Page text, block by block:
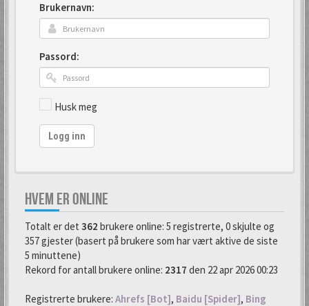
Brukernavn:
Passord:
Husk meg
Logg inn
HVEM ER ONLINE
Totalt er det 362 brukere online: 5 registrerte, 0 skjulte og
357 gjester (basert på brukere som har vært aktive de siste
5 minuttene)
Rekord for antall brukere online: 2317 den 22 apr 2026 00:23
Registrerte brukere: Ahrefs [Bot], Baidu [Spider], Bing